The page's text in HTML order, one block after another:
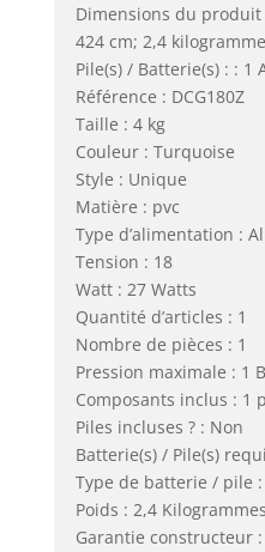
Dimensions du produit
424 cm; 2,4
Pile(s) / Batterie(s) : : 1
Référence : DCG180Z
Taille : 4 kg
Couleur : Turquoise
Style : Unique
Matière : pvc
Type d’alimentation :
Tension : 18
Watt : 27 Watts
Quantité d’articles : 1
Nombre de pièces : 1
Pression maximale : 1
Composants inclus : 1
Piles incluses ? : Non
Batterie(s) / Pile(s)
Type de batterie / pile
Poids : 2,4 Kilogrammes
Garantie constructeur